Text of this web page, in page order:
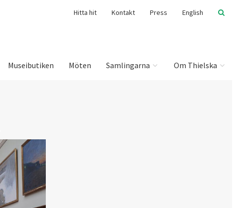
Hitta hit Kontakt Press English
Museibutiken Möten Samlingarna Om Thielska